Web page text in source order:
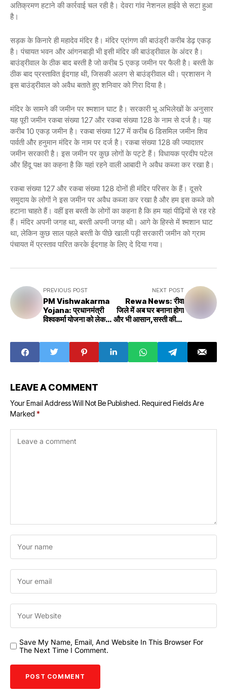
अतिक्रमण हटाने की कार्रवाई चल रही है। देवरा गांव नेशनल हाईवे से सटा हुआ
है।
सड़क के किनारे ही महादेव मंदिर है। मंदिर प्रांगण की बाउंड्री करीब डेढ़ एकड़
है। पंचायत भवन और आंगनबाड़ी भी इसी मंदिर की बाउंड्रीवाल के अंदर है।
बाउंड्रीवाल के ठीक बाद बस्ती है जो करीब 5 एकड़ जमीन पर फैली है। बस्ती के
ठीक बाद प्रस्तावित ईदगाह थी, जिसकी अलग से बाउंड्रीवाल थी। प्रशासन ने
इस बाउंड्रीवाल को अवैध बताते हुए शनिवार को गिरा दिया है।
मंदिर के सामने की जमीन पर श्मशान घाट है। सरकारी भू अभिलेखों के अनुसार
यह पूरी जमीन रकबा संख्या 127 और रकबा संख्या 128 के नाम से दर्ज है। यह
करीब 10 एकड़ जमीन है। रकबा संख्या 127 में करीब 6 डिसमिल जमीन शिव
पार्वती और हनुमान मंदिर के नाम पर दर्ज है। रकबा संख्या 128 की ज्यादातर
जमीन सरकारी है। इस जमीन पर कुछ लोगों के पट्टे हैं। विधायक प्रदीप पटेल
और हिंदू पक्ष का कहना है कि यहां रहने वाली आबादी ने अवैध कब्जा कर रखा है।
रकबा संख्या 127 और रकबा संख्या 128 दोनों ही मंदिर परिसर के हैं। दूसरे
समुदाय के लोगों ने इस जमीन पर अवैध कब्जा कर रखा है और हम इस कब्जे को
हटाना चाहते हैं। वहीं इस बस्ती के लोगों का कहना है कि हम यहां पीढ़ियों से रह रहे
हैं। मंदिर अपनी जगह था, बस्ती अपनी जगह थी। आगे के हिस्से में श्मशान घाट
था, लेकिन कुछ साल पहले बस्ती के पीछे खाली पड़ी सरकारी जमीन को ग्राम
पंचायत में प्रस्ताव पारित करके ईदगाह के लिए दे दिया गया।
PREVIOUS POST
PM Vishwakarma
Yojana: प्रधानमंत्री
विश्वकर्मा योजना को लेकर
स्टेटस
NEXT POST
Rewa News: रीवा
जिले में अब घर बनाना होगा
और भी आसान,सस्ती कीमत
LEAVE A COMMENT
Your Email Address Will Not Be Published. Required Fields Are
Marked *
Save My Name, Email, And Website In This Browser For
The Next Time I Comment.